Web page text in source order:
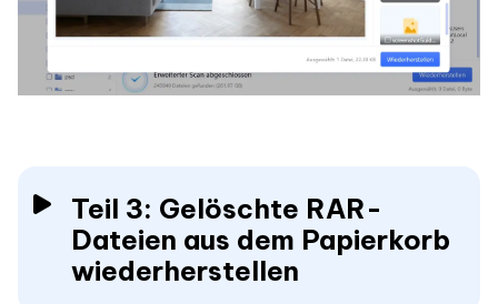
Teil 3: Gelöschte RAR-
Dateien aus dem Papierkorb
wiederherstellen